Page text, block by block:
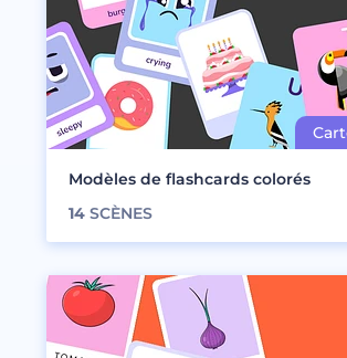
Modèles de flashcards colorés
14 SCÈNES